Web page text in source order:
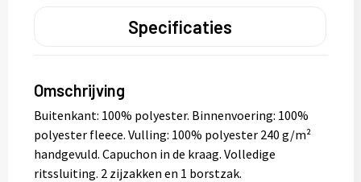
Specificaties
Omschrijving
Buitenkant: 100% polyester. Binnenvoering: 100%
polyester fleece. Vulling: 100% polyester 240 g/m²
handgevuld. Capuchon in de kraag. Volledige
ritssluiting. 2 zijzakken en 1 borstzak.